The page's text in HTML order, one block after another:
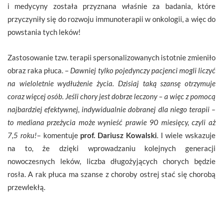
i medycyny została przyznana właśnie za badania, które
przyczyniły się do rozwoju immunoterapii w onkologii, a więc do
powstania tych leków!
Zastosowanie tzw. terapii spersonalizowanych istotnie zmieniło
obraz raka płuca. – Dawniej tylko pojedynczy pacjenci mogli liczyć
na wieloletnie wydłużenie życia. Dzisiaj taką szansę otrzymuje
coraz więcej osób. Jeśli chory jest dobrze leczony – a więc z pomocą
najbardziej efektywnej, indywidualnie dobranej dla niego terapii –
to mediana przeżycia może wynieść prawie 90 miesięcy, czyli aż
7,5 roku!– komentuje prof. Dariusz Kowalski . I wiele wskazuje
na to, że dzięki wprowadzaniu kolejnych generacji
nowoczesnych leków, liczba długożyjących chorych będzie
rosła. A rak płuca ma szanse z choroby ostrej stać się chorobą
przewlekłą.